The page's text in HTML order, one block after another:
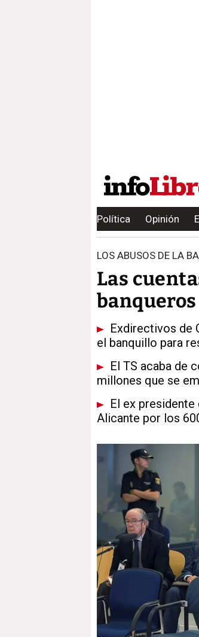
Política Opinión
LOS ABUSOS DE LA
Las
Exdirectivos de
el banquillo para
El TS acaba de
millones que se
El ex
Alicante por los